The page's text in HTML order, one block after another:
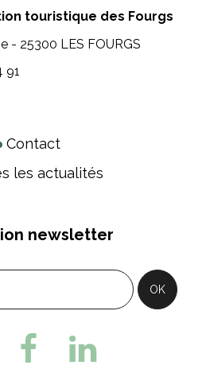
touristique des Fourgs
- 25300 LES FOURGS
91
Contact
les actualités
newsletter